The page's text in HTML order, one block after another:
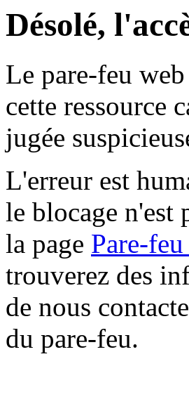
Désolé,
Le pare-feu
cette ressource
jugée
L'erreur est
le blocage n'est
la page Pare-
trouverez des
de nous
du pare-feu.